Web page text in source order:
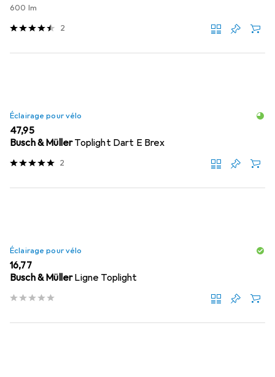
600 lm
2
Éclairage pour vélo
EUR
47,95
Busch & MüllerToplight Dart E Brex
2
Éclairage pour vélo
EUR
16,77
Busch & MüllerLigne Toplight